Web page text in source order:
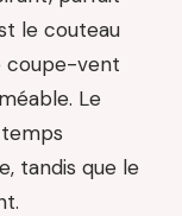
le couteau
coupe-vent
Le
tandis que le